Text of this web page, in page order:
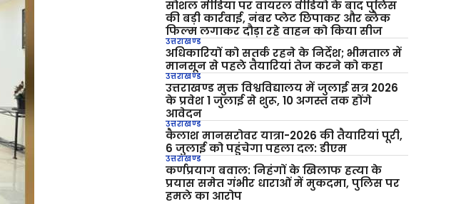
सोशल मीडिया पर वायरल वीडियो के बाद पुलिस
की बड़ी कार्रवाई, नंबर प्लेट छिपाकर और ब्लैक
फिल्म लगाकर दौड़ा रहे वाहन को किया सीज
उत्तराखण्ड
अधिकारियों को सतर्क रहने के निर्देश; भीमताल में
मानसून से पहले तैयारियां तेज करने को कहा
उत्तराखण्ड
उत्तराखण्ड मुक्त विश्वविद्यालय में जुलाई सत्र 2026
के प्रवेश 1 जुलाई से शुरू, 10 अगस्त तक होंगे
आवेदन
उत्तराखण्ड
कैलाश मानसरोवर यात्रा-2026 की तैयारियां पूरी,
6 जुलाई को पहुंचेगा पहला दल: डीएम
उत्तराखण्ड
कर्णप्रयाग बवाल: निहंगों के खिलाफ हत्या के
प्रयास समेत गंभीर धाराओं में मुकदमा, पुलिस पर
हमले का आरोप